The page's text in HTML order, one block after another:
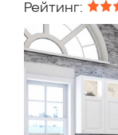
Рейтинг: